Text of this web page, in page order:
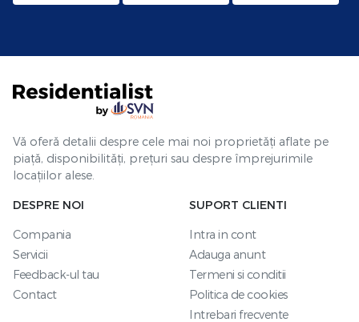
Vă oferă detalii despre cele mai noi proprietăți aflate pe
piață, disponibilități, prețuri sau despre împrejurimile
locațiilor alese.
DESPRE NOI
Compania
Servicii
Feedback-ul tau
Contact
SUPORT CLIENTI
Intra in cont
Adauga anunt
Termeni si conditii
Politica de cookies
Intrebari frecvente